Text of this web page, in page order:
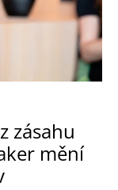
zásahu
mění